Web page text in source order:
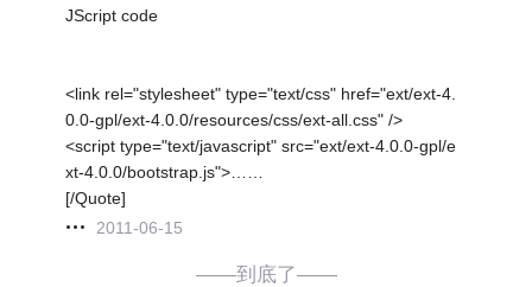
JScript code
<link rel="stylesheet" type="text/css" href="ext/ext-4.
0.0-gpl/ext-4.0.0/resources/css/ext-all.css" />
<script type="text/javascript" src="ext/ext-4.0.0-gpl/e
xt-4.0.0/bootstrap.js">……
[/Quote]
2011-06-15
——到底了——